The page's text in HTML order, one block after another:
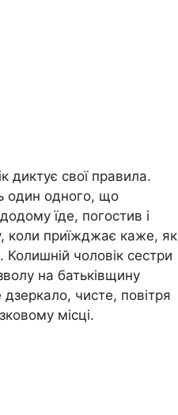
диктує свої правила.
один одного, що
їде, погостив і
коли приїжджає каже, як
чоловік сестри
на батьківщину
чисте, повітря
місці.